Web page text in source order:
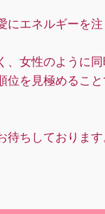
にエネルギーを
、女性のように
を見極めるこ
ちしております